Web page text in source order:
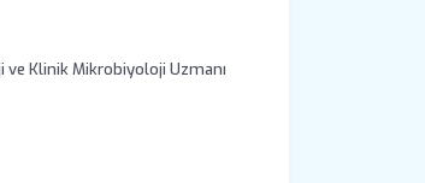
Klinik Mikrobiyoloji Uzmanı